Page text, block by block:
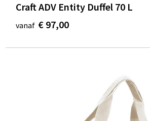
Craft ADV Entity Duffel 70 L
vanaf € 97,00